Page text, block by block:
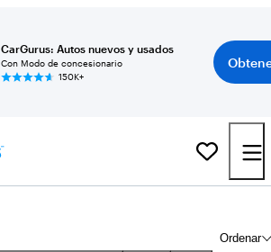
CarGurus: Autos nuevos y usados
Con Modo de concesionario
150K+
Ordenar